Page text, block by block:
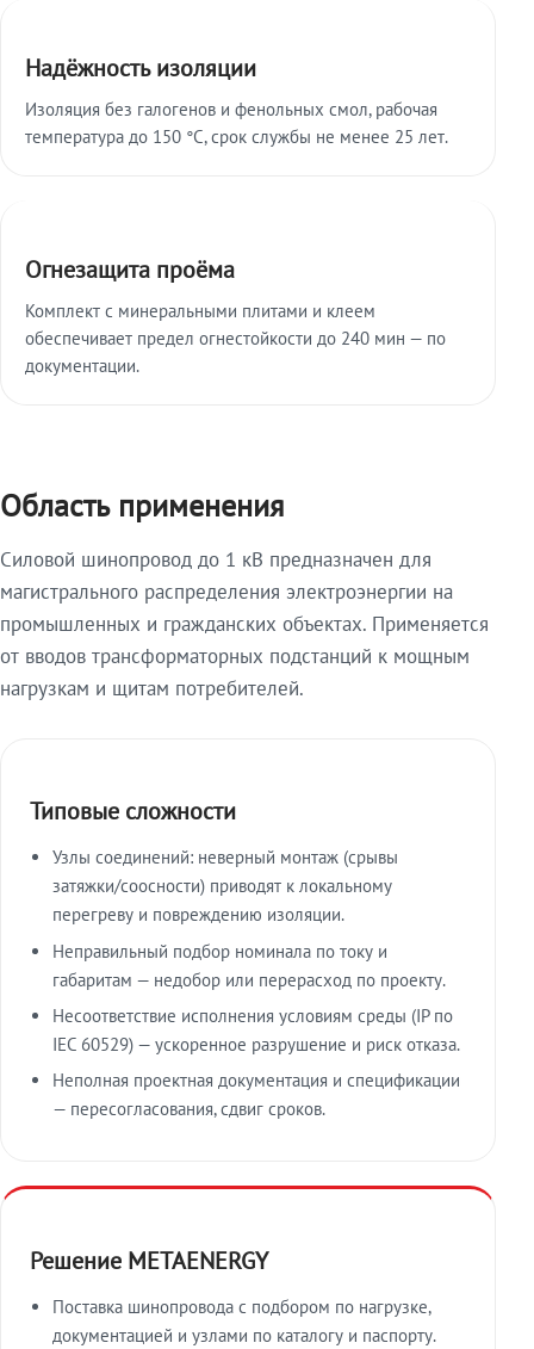
Надёжность изоляции
Изоляция без галогенов и фенольных смол, рабочая
температура до 150 °C, срок службы не менее 25 лет.
Огнезащита проёма
Комплект с минеральными плитами и клеем
обеспечивает предел огнестойкости до 240 мин — по
документации.
Область применения
Силовой шинопровод до 1 кВ предназначен для
магистрального распределения электроэнергии на
промышленных и гражданских объектах. Применяется
от вводов трансформаторных подстанций к мощным
нагрузкам и щитам потребителей.
Типовые сложности
Узлы соединений: неверный монтаж (срывы
затяжки/соосности) приводят к локальному
перегреву и повреждению изоляции.
Неправильный подбор номинала по току и
габаритам — недобор или перерасход по проекту.
Несоответствие исполнения условиям среды (IP по
IEC 60529) — ускоренное разрушение и риск отказа.
Неполная проектная документация и спецификации
— пересогласования, сдвиг сроков.
Решение METAENERGY
Поставка шинопровода с подбором по нагрузке,
документацией и узлами по каталогу и паспорту.